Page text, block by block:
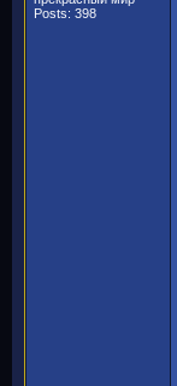
Posts: 398